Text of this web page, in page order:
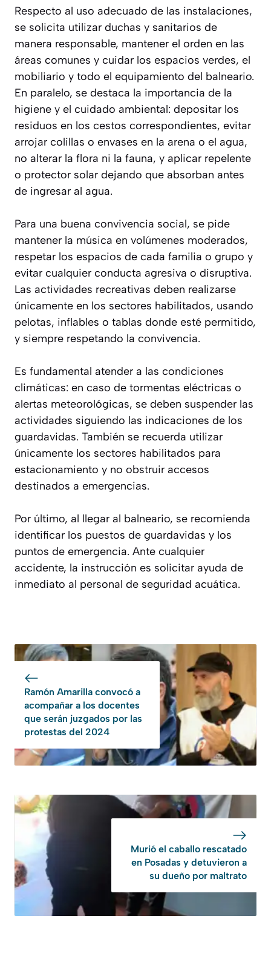
Respecto al uso adecuado de las instalaciones,
se solicita utilizar duchas y sanitarios de
manera responsable, mantener el orden en las
áreas comunes y cuidar los espacios verdes, el
mobiliario y todo el equipamiento del balneario.
En paralelo, se destaca la importancia de la
higiene y el cuidado ambiental: depositar los
residuos en los cestos correspondientes, evitar
arrojar colillas o envases en la arena o el agua,
no alterar la flora ni la fauna, y aplicar repelente
o protector solar dejando que absorban antes
de ingresar al agua.
Para una buena convivencia social, se pide
mantener la música en volúmenes moderados,
respetar los espacios de cada familia o grupo y
evitar cualquier conducta agresiva o disruptiva.
Las actividades recreativas deben realizarse
únicamente en los sectores habilitados, usando
pelotas, inflables o tablas donde esté permitido,
y siempre respetando la convivencia.
Es fundamental atender a las condiciones
climáticas: en caso de tormentas eléctricas o
alertas meteorológicas, se deben suspender las
actividades siguiendo las indicaciones de los
guardavidas. También se recuerda utilizar
únicamente los sectores habilitados para
estacionamiento y no obstruir accesos
destinados a emergencias.
Por último, al llegar al balneario, se recomienda
identificar los puestos de guardavidas y los
puntos de emergencia. Ante cualquier
accidente, la instrucción es solicitar ayuda de
inmediato al personal de seguridad acuática.
Ramón Amarilla convocó a
acompañar a los docentes
que serán juzgados por las
protestas del 2024
Murió el caballo rescatado
en Posadas y detuvieron a
su dueño por maltrato